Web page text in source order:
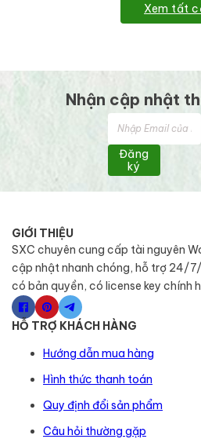
Xem tất
Nhận cập nhật
Đăng
ký
GIỚI THIỆU
SXC chuyên cung cấp tài nguyên
cập nhật nhanh chóng, hỗ trợ 24/
có bản quyền, có license key chính
HỖ TRỢ KHÁCH HÀNG
Hướng dẫn mua hàng
Hình thức thanh toán
Quy định đổi sản phẩm
Câu hỏi thường gặp